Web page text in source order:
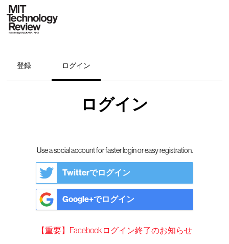
登録 ログイン
ログイン
Use a social account for faster login or easy registration.
Twitterでログイン
Google+でログイン
【重要】Facebookログイン終了のお知らせ